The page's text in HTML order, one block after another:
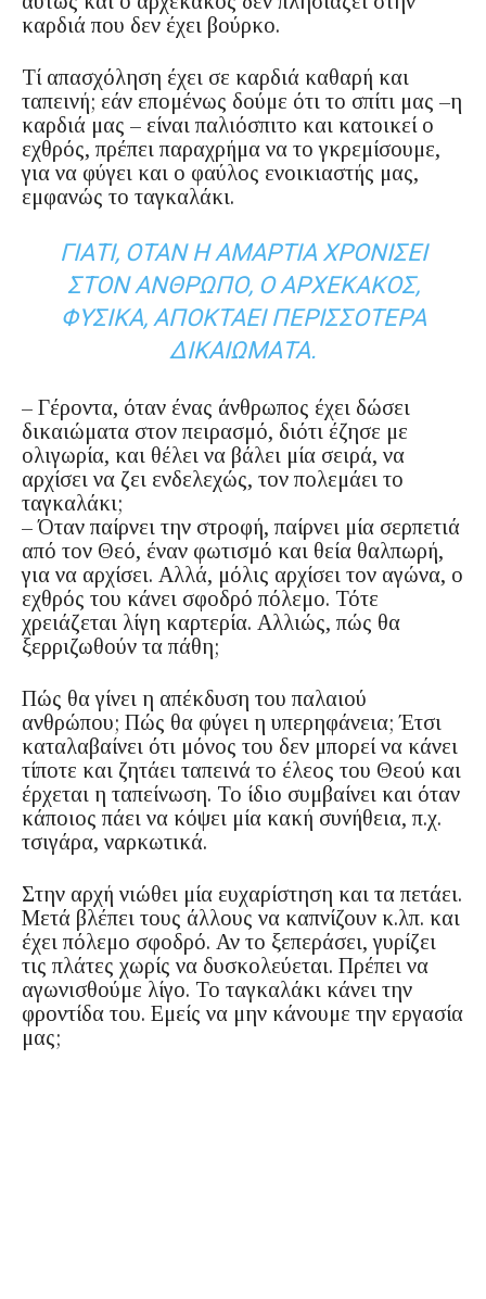
καρδιά που δεν έχει βούρκο.
Τί απασχόληση έχει σε καρδιά καθαρή και
ταπεινή; εάν επομένως δούμε ότι το σπίτι μας –η
καρδιά μας – είναι παλιόσπιτο και κατοικεί ο
εχθρός, πρέπει παραχρήμα να το γκρεμίσουμε,
για να φύγει και ο φαύλος ενοικιαστής μας,
εμφανώς το ταγκαλάκι.
ΓΙΑΤΊ, ΌΤΑΝ Η ΑΜΑΡΤΊΑ ΧΡΟΝΊΣΕΙ
ΣΤΟΝ ΆΝΘΡΩΠΟ, Ο ΑΡΧΈΚΑΚΟΣ,
ΦΥΣΙΚΆ, ΑΠΟΚΤΆΕΙ ΠΕΡΙΣΣΌΤΕΡΑ
ΔΙΚΑΙΏΜΑΤΑ.
– Γέροντα, όταν ένας άνθρωπος έχει δώσει
δικαιώματα στον πειρασμό, διότι έζησε με
ολιγωρία, και θέλει να βάλει μία σειρά, να
αρχίσει να ζει ενδελεχώς, τον πολεμάει το
ταγκαλάκι;
– Όταν παίρνει την στροφή, παίρνει μία σερπετιά
από τον Θεό, έναν φωτισμό και θεία θαλπωρή,
για να αρχίσει. Αλλά, μόλις αρχίσει τον αγώνα, ο
εχθρός του κάνει σφοδρό πόλεμο. Τότε
χρειάζεται λίγη καρτερία. Αλλιώς, πώς θα
ξερριζωθούν τα πάθη;
Πώς θα γίνει η απέκδυση του παλαιού
ανθρώπου; Πώς θα φύγει η υπερηφάνεια; Έτσι
καταλαβαίνει ότι μόνος του δεν μπορεί να κάνει
τίποτε και ζητάει ταπεινά το έλεος του Θεού και
έρχεται η ταπείνωση. Το ίδιο συμβαίνει και όταν
κάποιος πάει να κόψει μία κακή συνήθεια, π.χ.
τσιγάρα, ναρκωτικά.
Στην αρχή νιώθει μία ευχαρίστηση και τα πετάει.
Μετά βλέπει τους άλλους να καπνίζουν κ.λπ. και
έχει πόλεμο σφοδρό. Αν το ξεπεράσει, γυρίζει
τις πλάτες χωρίς να δυσκολεύεται. Πρέπει να
αγωνισθούμε λίγο. Το ταγκαλάκι κάνει την
φροντίδα του. Εμείς να μην κάνουμε την εργασία
μας;